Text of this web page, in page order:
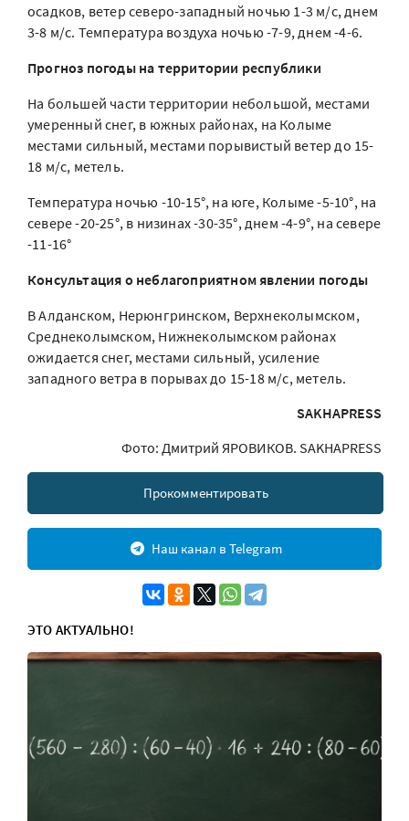
осадков, ветер северо-западный ночью 1-3 м/с, днем
3-8 м/с. Температура воздуха ночью -7-9, днем -4-6.
Прогноз погоды на территории республики
На большей части территории небольшой, местами
умеренный снег, в южных районах, на Колыме
местами сильный, местами порывистый ветер до 15-
18 м/с, метель.
Температура ночью -10-15°, на юге, Колыме -5-10°, на
севере -20-25°, в низинах -30-35°, днем -4-9°, на севере
-11-16°
Консультация о неблагоприятном явлении погоды
В Алданском, Нерюнгринском, Верхнеколымском,
Среднеколымском, Нижнеколымском районах
ожидается снег, местами сильный, усиление
западного ветра в порывах до 15-18 м/с, метель.
SAKHAPRESS
Фото: Дмитрий ЯРОВИКОВ. SAKHAPRESS
Прокомментировать
Наш канал в Telegram
ЭТО АКТУАЛЬНО!